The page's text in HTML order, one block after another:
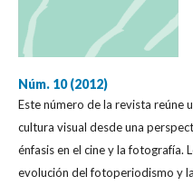
Núm. 10 (2012)
Este número de la revista reúne
cultura visual desde una
énfasis en el cine y la fotografía.
evolución del fotoperiodismo y